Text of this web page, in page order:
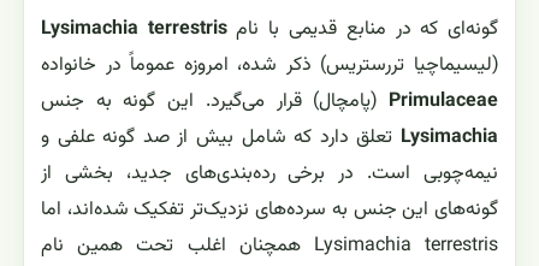
گونه‌ای که در منابع قدیمی با نامLysimachia terrestris
(لیسیماچیا تررستریس) ذکر شده، امروزه عموماً در خانواده
Primulaceae (پامچال) قرار می‌گیرد. این گونه به جنس
Lysimachia تعلق دارد که شامل بیش از صد گونه علفی و
نیمه‌چوبی است. در برخی رده‌بندی‌های جدید، بخشی از
گونه‌های این جنس به سرده‌های نزدیک‌تر تفکیک شده‌اند، اما
Lysimachia terrestris همچنان اغلب تحت همین نام